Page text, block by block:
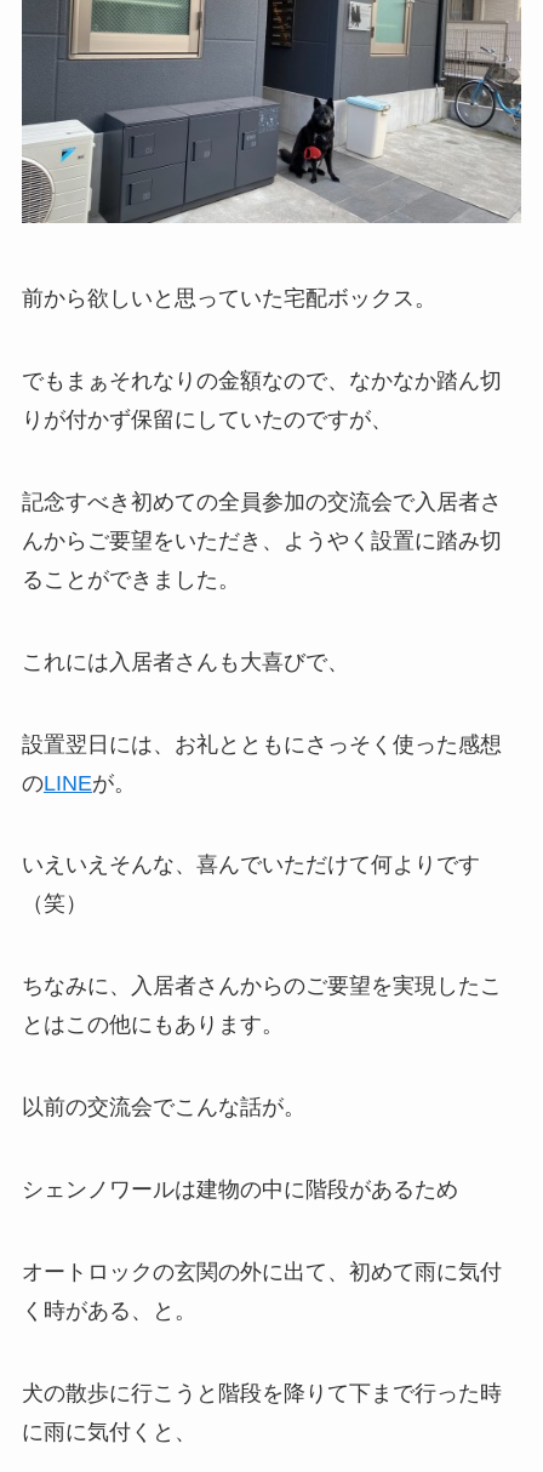
前から欲しいと思っていた宅配ボックス。
でもまぁそれなりの金額なので、なかなか踏ん切
りが付かず保留にしていたのですが、
記念すべき初めての全員参加の交流会で入居者さ
んからご要望をいただき、ようやく設置に踏み切
ることができました。
これには入居者さんも大喜びで、
設置翌日には、お礼とともにさっそく使った感想
のLINEが。
いえいえそんな、喜んでいただけて何よりです
（笑）
ちなみに、入居者さんからのご要望を実現したこ
とはこの他にもあります。
以前の交流会でこんな話が。
シェンノワールは建物の中に階段があるため
オートロックの玄関の外に出て、初めて雨に気付
く時がある、と。
犬の散歩に行こうと階段を降りて下まで行った時
に雨に気付くと、